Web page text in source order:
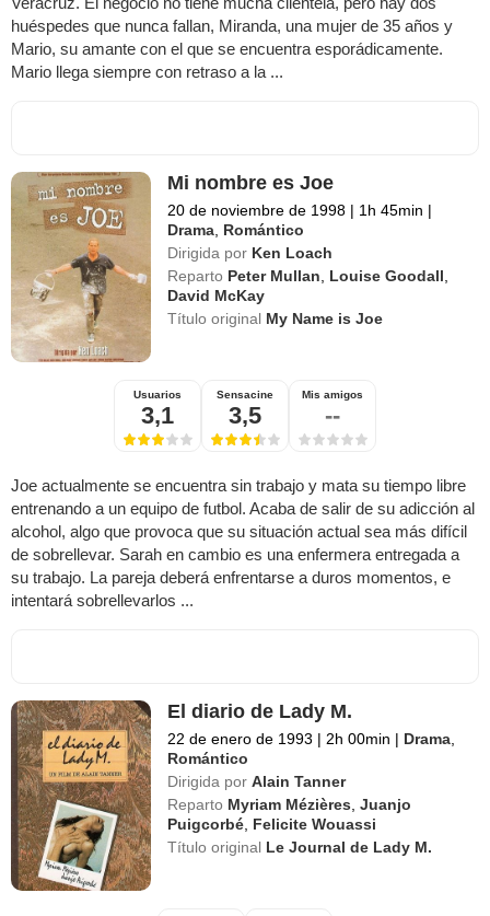
huéspedes que nunca fallan, Miranda, una mujer de 35 años y
Mario, su amante con el que se encuentra esporádicamente.
Mario llega siempre con retraso a la ...
Mi nombre es Joe
20 de noviembre de 1998 | 1h 45min |
Drama Romántico
Dirigida por Ken Loach
Reparto Peter Mullan Louise Goodall
David McKay
Título original My Name is Joe
Usuarios
3,1
Sensacine
3,5
Mis amigos
--
Joe actualmente se encuentra sin trabajo y mata su tiempo libre
entrenando a un equipo de futbol. Acaba de salir de su adicción al
alcohol, algo que provoca que su situación actual sea más difícil
de sobrellevar. Sarah en cambio es una enfermera entregada a
su trabajo. La pareja deberá enfrentarse a duros momentos, e
intentará sobrellevarlos ...
El diario de Lady M.
22 de enero de 1993 | 2h 00min | Drama
Romántico
Dirigida por Alain Tanner
Reparto Myriam Mézières ,Juanjo
Puigcorbé Felicite Wouassi
Título original Le Journal de Lady M.